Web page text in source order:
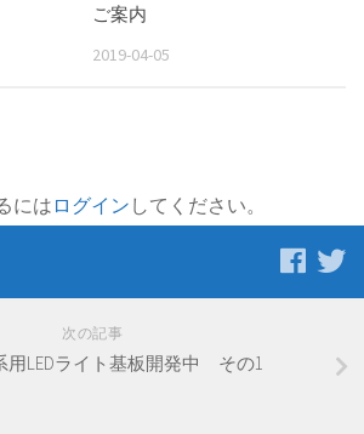
ご案内
2019-04-05
にはログイン してください。
次の記事
用LEDライト基板開発中 その1